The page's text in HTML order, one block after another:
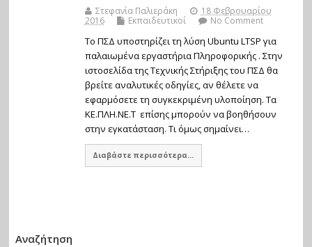
Στεφανία Παλιεράκη
18 Φεβρουαρίου
2016
Εκπαιδευτικοί No Comment
Το ΠΣΔ υποστηρίζει τη λύση Ubuntu LTSP για
παλαιωμένα εργαστήρια Πληροφορικής . Στην
ιστοσελίδα της Τεχνικής Στήριξης του ΠΣΔ θα
βρείτε αναλυτικές οδηγίες, αν θέλετε να
εφαρμόσετε τη συγκεκριμένη υλοποίηση. Τα
ΚΕ.ΠΛΗ.ΝΕ.Τ επίσης μπορούν να βοηθήσουν
στην εγκατάσταση. Τι όμως σημαίνει…
Διαβάστε περισσότερα...
Αναζήτηση